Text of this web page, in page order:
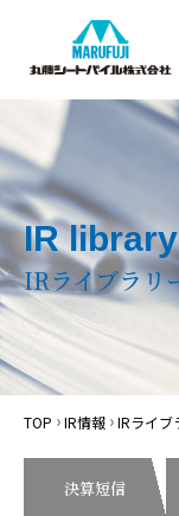
IR library
IRライブラリ
TOP IR情報 IRライブ
決算短信